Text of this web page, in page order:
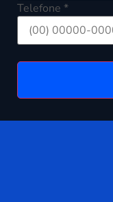
Telefone *